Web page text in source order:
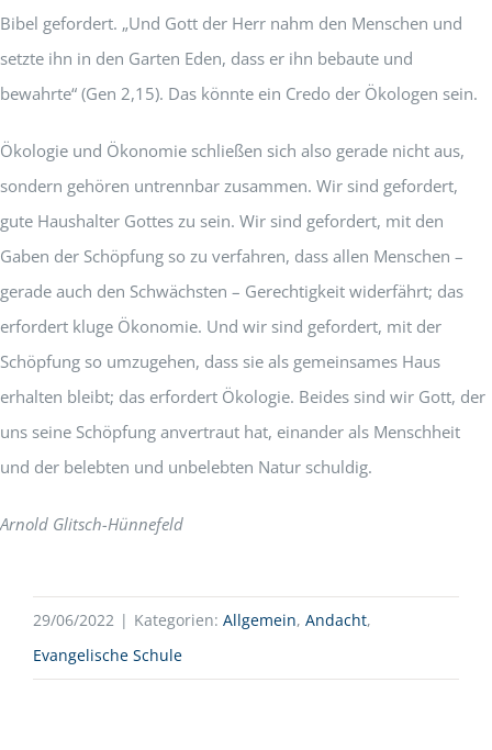
Bibel gefordert. „Und Gott der Herr nahm den Menschen und
setzte ihn in den Garten Eden, dass er ihn bebaute und
bewahrte“ (Gen 2,15). Das könnte ein Credo der Ökologen sein.
Ökologie und Ökonomie schließen sich also gerade nicht aus,
sondern gehören untrennbar zusammen. Wir sind gefordert,
gute Haushalter Gottes zu sein. Wir sind gefordert, mit den
Gaben der Schöpfung so zu verfahren, dass allen Menschen –
gerade auch den Schwächsten – Gerechtigkeit widerfährt; das
erfordert kluge Ökonomie. Und wir sind gefordert, mit der
Schöpfung so umzugehen, dass sie als gemeinsames Haus
erhalten bleibt; das erfordert Ökologie. Beides sind wir Gott, der
uns seine Schöpfung anvertraut hat, einander als Menschheit
und der belebten und unbelebten Natur schuldig.
Arnold Glitsch-Hünnefeld
29/06/2022 | Kategorien: Allgemein, Andacht,
Evangelische Schule